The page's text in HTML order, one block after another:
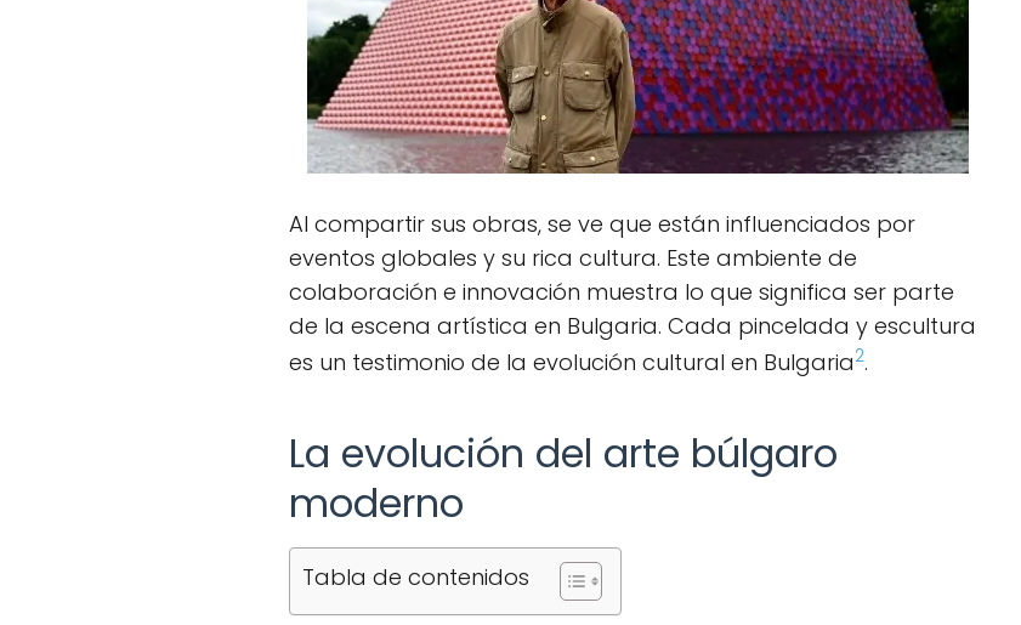
Al compartir sus obras, se ve que están influenciados por
eventos globales y su rica cultura. Este ambiente de
colaboración e innovación muestra lo que significa ser parte
de la escena artística en Bulgaria. Cada pincelada y escultura
es un testimonio de la evolución cultural en Bulgaria2.
La evolución del arte búlgaro
moderno
Tabla de contenidos